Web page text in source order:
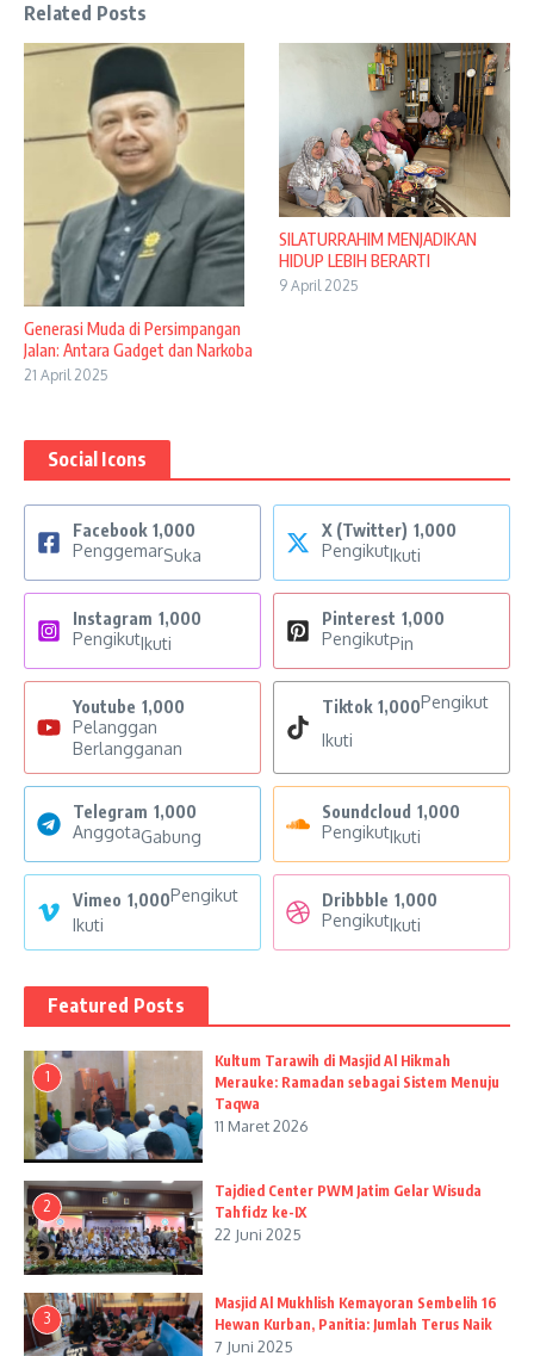
Related Posts
Generasi Muda di Persimpangan
Jalan: Antara Gadget dan Narkoba
21 April 2025
SILATURRAHIM MENJADIKAN
HIDUP LEBIH BERARTI
9 April 2025
Social Icons
Facebook 1,000
PenggemarSuka
X (Twitter) 1,000
PengikutIkuti
Instagram 1,000
PengikutIkuti
Pinterest 1,000
PengikutPin
Youtube 1,000
Pelanggan
Berlangganan
Tiktok 1,000Pengikut
Ikuti
Telegram 1,000
AnggotaGabung
Soundcloud 1,000
PengikutIkuti
Vimeo 1,000Pengikut
Ikuti
Dribbble 1,000
PengikutIkuti
Featured Posts
1
Kultum Tarawih di Masjid Al Hikmah
Merauke: Ramadan sebagai Sistem Menuju
Taqwa
11 Maret 2026
2
Tajdied Center PWM Jatim Gelar Wisuda
Tahfidz ke-IX
22 Juni 2025
3
Masjid Al Mukhlish Kemayoran Sembelih 16
Hewan Kurban, Panitia: Jumlah Terus Naik
7 Juni 2025